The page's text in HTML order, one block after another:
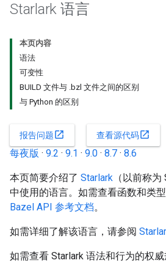
Starlark 语言
本页内容
语法
可变性
BUILD 文件与 .bzl 文件之间的区别
与 Python 的区别
报告问题open_in_new 查看源代码open_in_new
每夜版 · 9.2 · 9.1 · 9.0 · 8.7 · 8.6
本页简要介绍了 Starlark （以前称
中使用的语言。如需查看函数和类
Bazel API 参考文档。
如需详细了解该语言，请参阅
如需查看 Starlark 语法和行为的权